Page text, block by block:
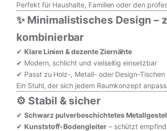
Perfekt für Haushalte, Familien oder den
✨ Minimalistisches Design –
kombinierbar
✔ Klare Linien & dezente Ziernähte
✔ Modern, schlicht und vielseitig einsetzbar
✔ Passt zu Holz-, Metall- oder Design-Tischen
Ein Stuhl, der sich jedem Raumkonzept
⚙️ Stabil & sicher
✔ Schwarz pulverbeschichtetes
✔ Kunststoff-Bodengleiter– schützt